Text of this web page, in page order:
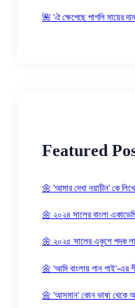
🌺 'ঐ ক্ষেপেছে পাগলি মায়ের
Featured
🌼 'আমার দেখা নয়াচীন' কে
🌼 ২০২৪ সালের বাংলা
🌼 ২০২৫ সালের একুশে পদক
🌼 'আমি বাংলায় গান গাই'-এর
🌼 'আসমান' কোন ভাষা থেকে